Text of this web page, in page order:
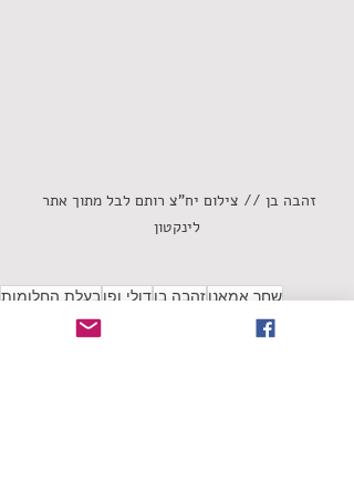
זהבה בן // צילום יח"צ רותם לבל מתוך אתר
לינקטון
שחר אמאנוזהבה בןדולי ופןבעלת החלומות